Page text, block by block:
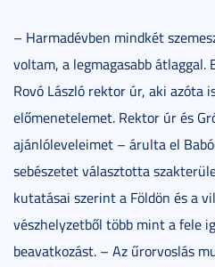
– Harmadévben mindkét
voltam, a legmagasabb átlaggal.
Rovó László rektor úr, aki azóta
előmenetelemet. Rektor úr és
ajánlóleveleimet – árulta el
sebészetet választotta
kutatásai szerint a Földön és a
vészhelyzetből több mint a fele
beavatkozást. – Az űrorvoslás